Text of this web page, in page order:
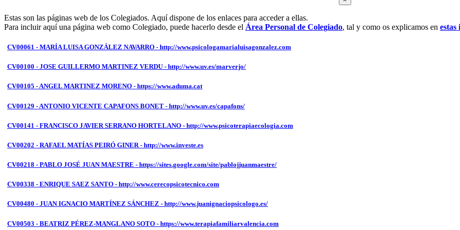
Estas son las páginas web de los Colegiados. Aquí dispone de los enlaces para acceder a ellas.
Para incluir aquí una página web como Colegiado, puede hacerlo desde el Área Personal de Colegiado, tal y como os explicamos en estas
CV00061 - MARÍA LUISA GONZÁLEZ NAVARRO - http://www.psicologamarialuisagonzalez.com
CV00100 - JOSE GUILLERMO MARTINEZ VERDU - http://www.uv.es/marverjo/
CV00105 - ANGEL MARTINEZ MORENO - https://www.aduma.cat
CV00129 - ANTONIO VICENTE CAPAFONS BONET - http://www.uv.es/capafons/
CV00141 - FRANCISCO JAVIER SERRANO HORTELANO - http://www.psicoterapiaecologia.com
CV00202 - RAFAEL MATÍAS PEIRÓ GINER - http://www.investe.es
CV00218 - PABLO JOSÉ JUAN MAESTRE - https://sites.google.com/site/pablojjuanmaestre/
CV00338 - ENRIQUE SAEZ SANTO - http://www.cerecopsicotecnico.com
CV00480 - JUAN IGNACIO MARTÍNEZ SÁNCHEZ - http://www.juanignaciopsicologo.es/
CV00503 - BEATRIZ PÉREZ-MANGLANO SOTO - https://www.terapiafamiliarvalencia.com